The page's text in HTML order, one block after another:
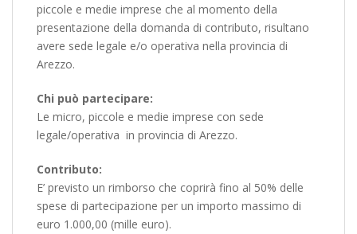
piccole e medie imprese che al momento della
presentazione della domanda di contributo, risultano
avere sede legale e/o operativa nella provincia di
Arezzo.
Chi può partecipare:
Le micro, piccole e medie imprese con sede
legale/operativa in provincia di Arezzo.
Contributo:
E’ previsto un rimborso che coprirà fino al 50% delle
spese di partecipazione per un importo massimo di
euro 1.000,00 (mille euro).